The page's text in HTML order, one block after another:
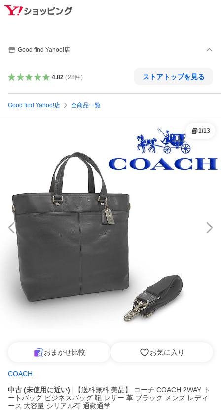
Good find Yahoo!店
4.82（ 28件） ストアトップを見る
Good find Yahoo!店 全商品一覧
1/13
おまかせ比較 お気に入り
COACH
中古 (未使用に近い)
【送料無料 美品】 コーチ COACH 2WAY ト
ートバッグ ビジネスバッグ 鞄 レザー 革 ブラック メンズ レディ
ース 大容量 シリアル有 通勤通学